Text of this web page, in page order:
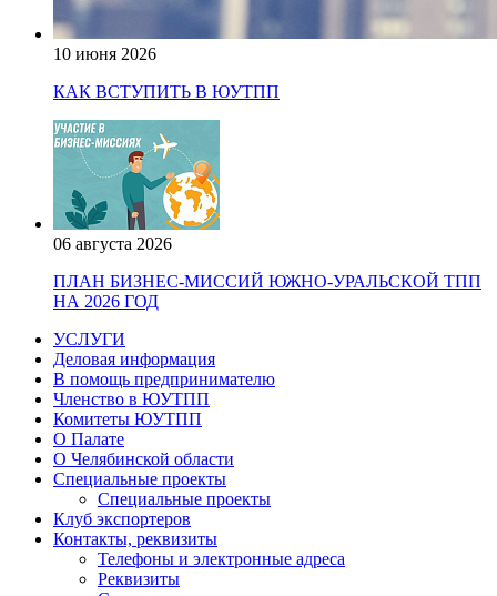
10 июня 2026
КАК ВСТУПИТЬ В ЮУТПП
06 августа 2026
ПЛАН БИЗНЕС-МИССИЙ ЮЖНО-УРАЛЬСКОЙ ТПП
НА 2026 ГОД
УСЛУГИ
Деловая информация
В помощь предпринимателю
Членство в ЮУТПП
Комитеты ЮУТПП
О Палате
О Челябинской области
Специальные проекты
Специальные проекты
Клуб экспортеров
Контакты, реквизиты
Телефоны и электронные адреса
Реквизиты